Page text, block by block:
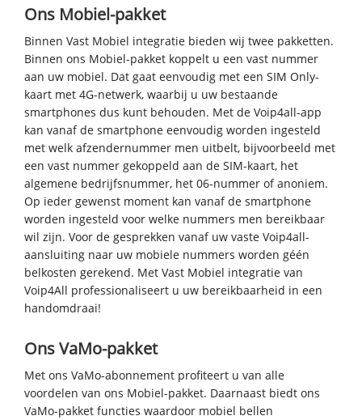
Ons Mobiel-pakket
Binnen Vast Mobiel integratie bieden wij twee pakketten.
Binnen ons Mobiel-pakket koppelt u een vast nummer
aan uw mobiel. Dat gaat eenvoudig met een SIM Only-
kaart met 4G-netwerk, waarbij u uw bestaande
smartphones dus kunt behouden. Met de Voip4all-app
kan vanaf de smartphone eenvoudig worden ingesteld
met welk afzendernummer men uitbelt, bijvoorbeeld met
een vast nummer gekoppeld aan de SIM-kaart, het
algemene bedrijfsnummer, het 06-nummer of anoniem.
Op ieder gewenst moment kan vanaf de smartphone
worden ingesteld voor welke nummers men bereikbaar
wil zijn. Voor de gesprekken vanaf uw vaste Voip4all-
aansluiting naar uw mobiele nummers worden géén
belkosten gerekend. Met Vast Mobiel integratie van
Voip4All professionaliseert u uw bereikbaarheid in een
handomdraai!
Ons VaMo-pakket
Met ons VaMo-abonnement profiteert u van alle
voordelen van ons Mobiel-pakket. Daarnaast biedt ons
VaMo-pakket functies waardoor mobiel bellen